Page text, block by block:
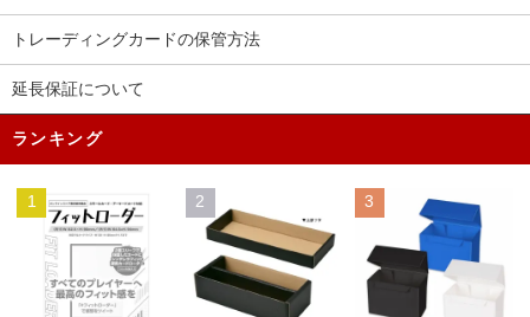
トレーディングカードの保管方法
延長保証について
ランキング
1 2 3